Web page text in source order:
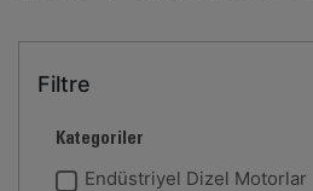
Filtre
Kategoriler
Endüstriyel Dizel Motorlar